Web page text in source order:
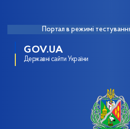
Портал в режимі
GOV.UA
Державні сайти України